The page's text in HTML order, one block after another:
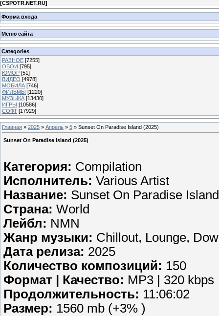
[CSPOTR.NET.RU]
Форма входа
Меню сайта
Categories
РАЗНОЕ [7255]
ОБОИ [795]
ЮМОР [51]
ВИДЕО [4978]
МОБИЛА [746]
ФИЛЬМЫ [1220]
МУЗЫКА [13430]
ИГРЫ [10586]
СОФТ [17929]
Главная » 2025 » Апрель » 5 » Sunset On Paradise Island (2025)
Sunset On Paradise Island (2025)
Категория: Compilation
Исполнитель: Various Artist
Название: Sunset On Paradise Island
Страна: World
Лейбл: NMN
Жанр музыки: Chillout, Lounge,
Дата релиза: 2025
Количество композиций: 150
Формат | Качество: MP3 | 320 kbps
Продолжительность: 11:06:02
Размер: 1560 mb (+3% )